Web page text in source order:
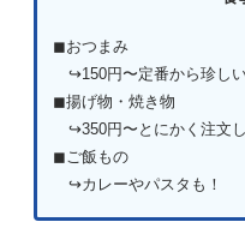
◼︎おつまみ
↪︎150円〜定番から珍し
◼︎揚げ物・焼き物
↪︎350円〜とにかく注文
◼︎ご飯もの
↪︎カレーやパスタも！